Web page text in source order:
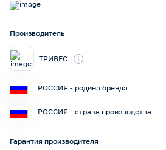
Производитель
ТРИВЕС i
РОССИЯ - родина бренда
РОССИЯ - страна производства
Гарантия производителя